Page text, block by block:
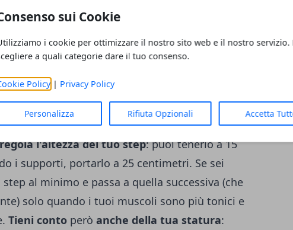
sui Cookie
i cookie per ottimizzare il nostro sito web e il nostro servizio.
a quali categorie dare il tuo consenso.
Policy| Privacy Policy
Personalizza Rifiuta Opzionali Accetta
energia.Con due-tre sedute di
modo evidente: dimagrisci, hai più muscoli,
con molta soddisfazione! Puoi usare la
della corsa o di altre attività aerobiche più
è avere costanza e concedersi il tempo
con questo attrezzo fitness.Prima di
l'altezza del tuo step: puoi tenerlo a 15
i supporti, portarlo a 25 centimetri. Se sei
al minimo e passa a quella successiva (che
solo quando i tuoi muscoli sono più tonici e
Tieni conto però anche della tua statura: